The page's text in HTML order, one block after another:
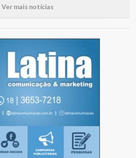
Ver mais notícias